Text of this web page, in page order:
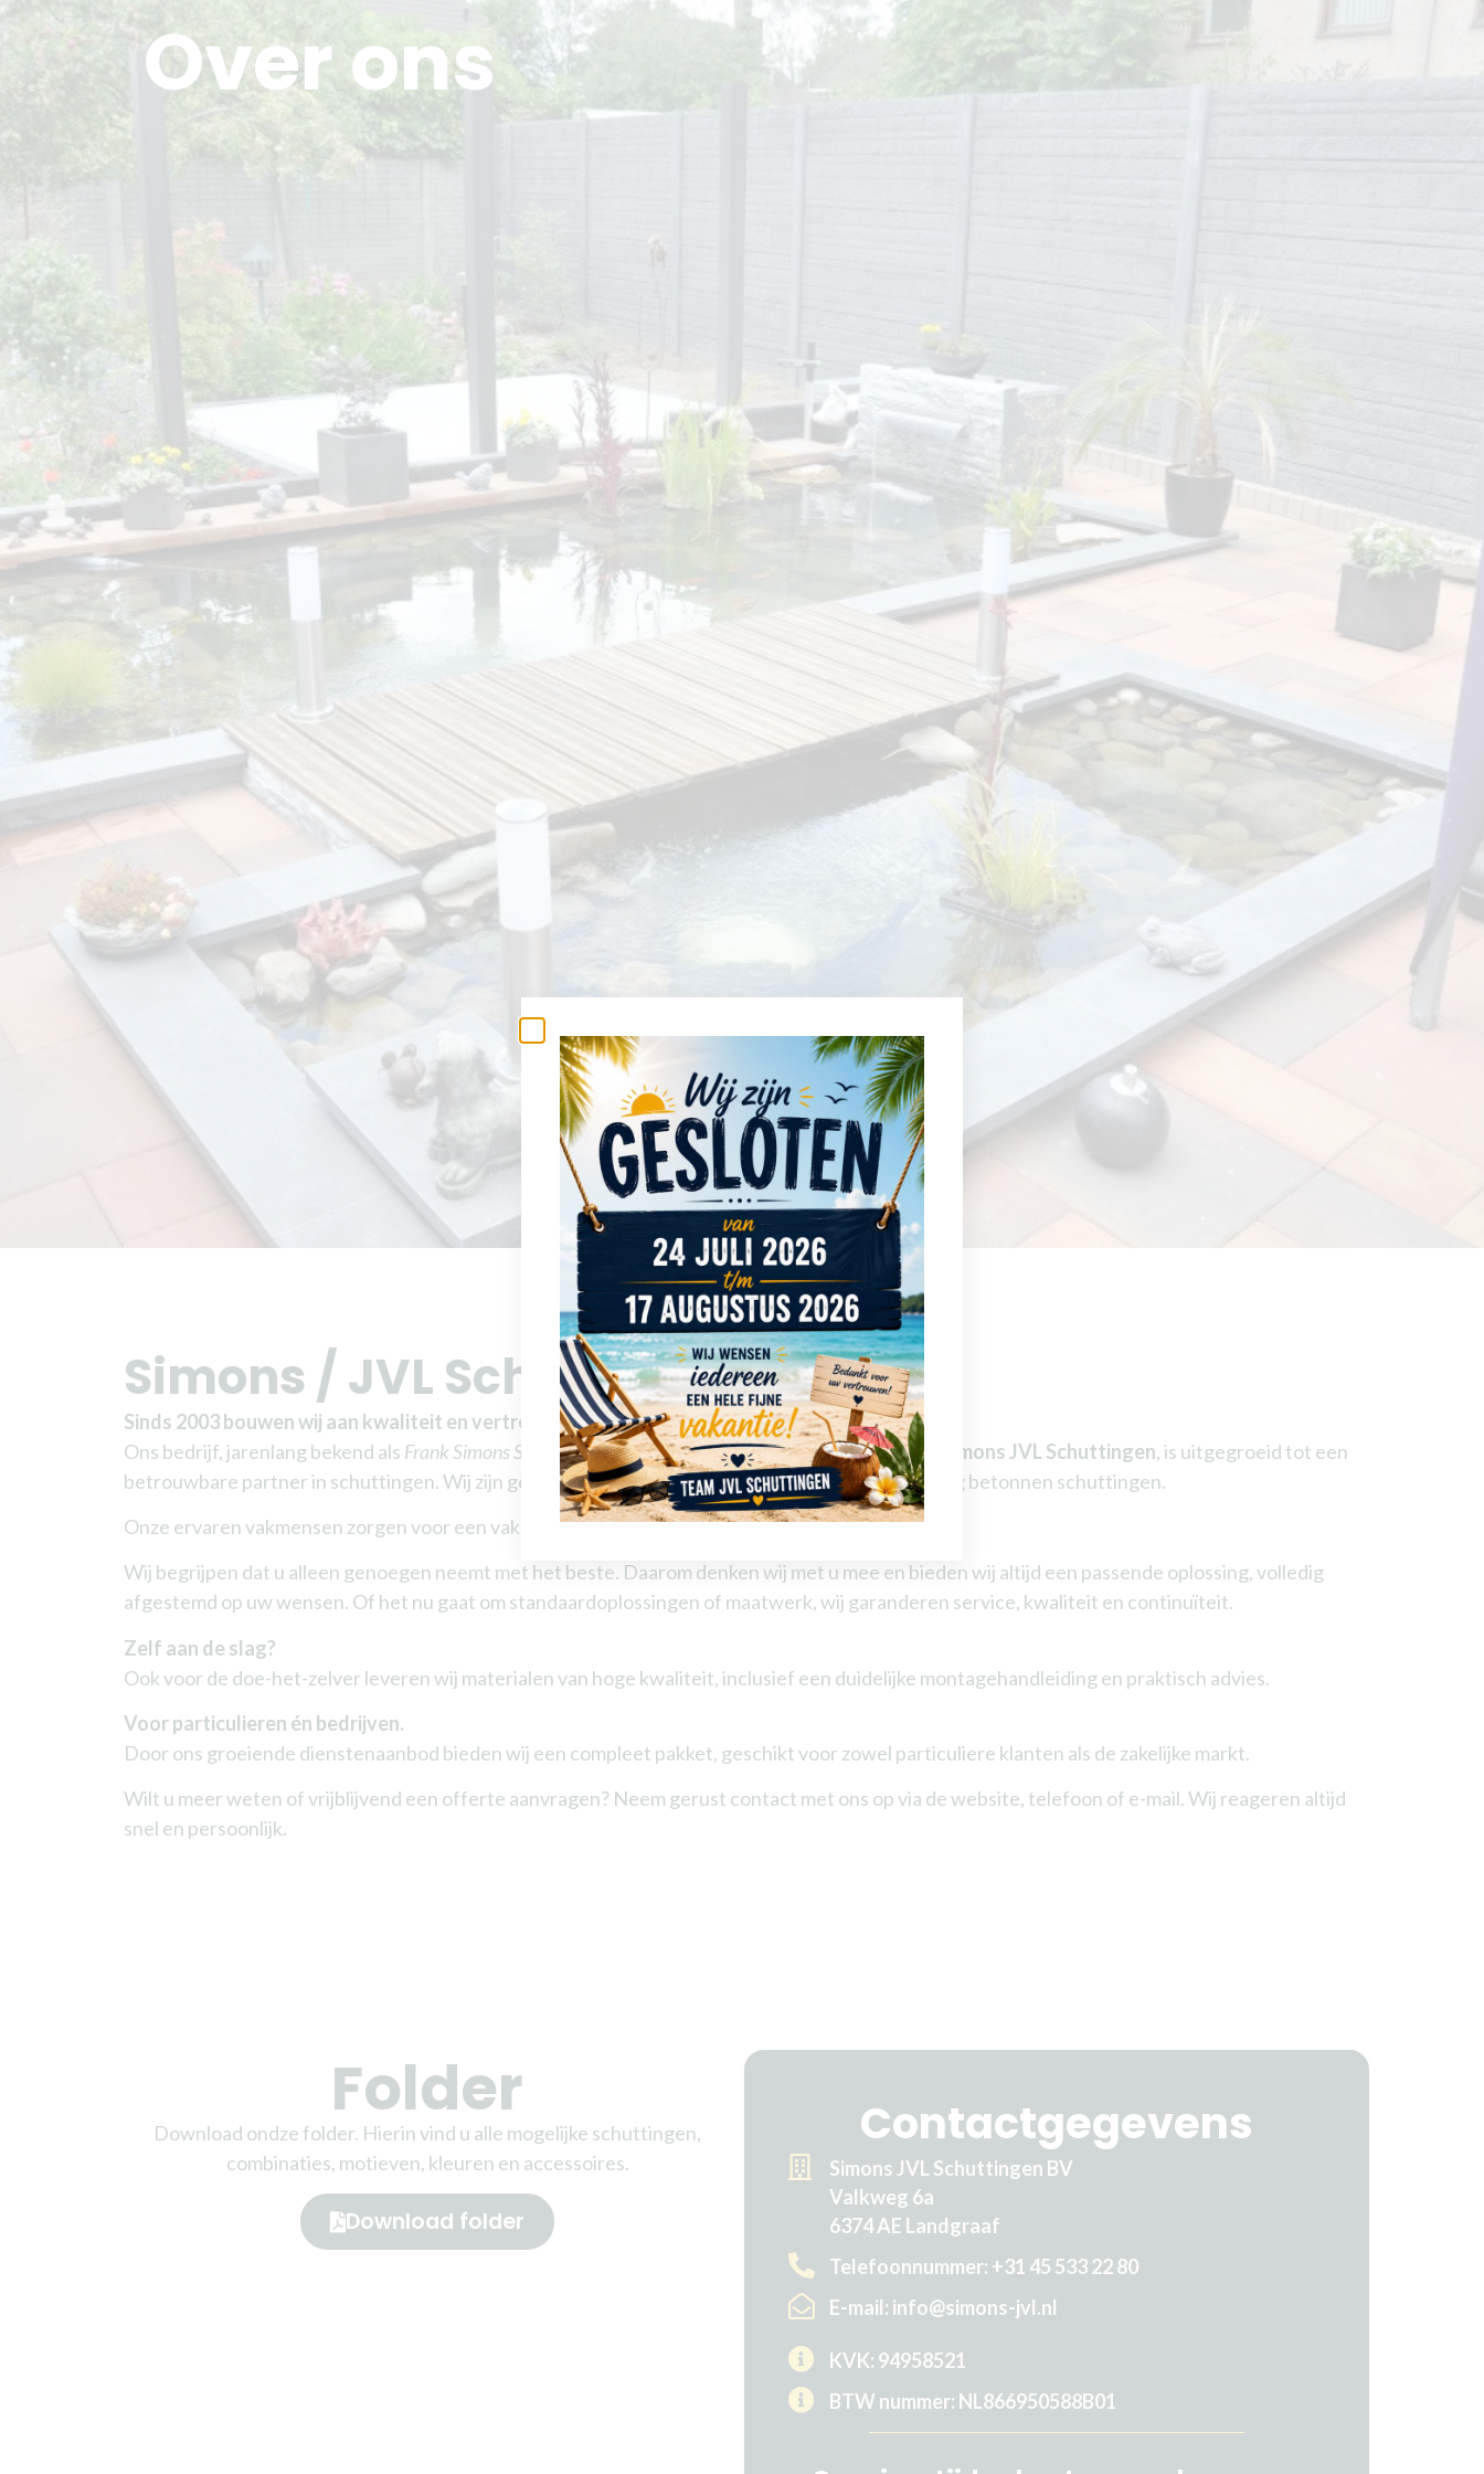
Beton schuttingen Hout beton schuttingen Over ons
Over ons
Simons / JVL Schuttingen
Sinds 2003 bouwen wij aan kwaliteit en vertrouwen.
Ons bedrijf, jarenlang bekend als Frank Simons Schuttingbouwen sinds 2024 actief onder de naam Simons JVL Schuttingen, is uitgegroeid tot een
betrouwbare partner in schuttingen. Wij zijn gespecialiseerd in hout-betoncombinaties en volledig betonnen schuttingen.
Onze ervaren vakmensen zorgen voor een vakkundige plaatsing en een duurzaam resultaat.
Wij begrijpen dat u alleen genoegen neemt met het beste. Daarom denken wij met u mee en bieden wij altijd een passende oplossing, volledig
afgestemd op uw wensen. Of het nu gaat om standaardoplossingen of maatwerk, wij garanderen service, kwaliteit en continuïteit.
Zelf aan de slag?
Ook voor de doe-het-zelver leveren wij materialen van hoge kwaliteit, inclusief een duidelijke montagehandleiding en praktisch advies.
Voor particulieren én bedrijven.
Door ons groeiende dienstenaanbod bieden wij een compleet pakket, geschikt voor zowel particuliere klanten als de zakelijke markt.
Wilt u meer weten of vrijblijvend een offerte aanvragen? Neem gerust contact met ons op via de website, telefoon of e-mail. Wij reageren altijd
snel en persoonlijk.
Folder
Download ondze folder. Hierin vind u alle mogelijke schuttingen,
combinaties, motieven, kleuren en accessoires.
Download folder
Contactgegevens
Simons JVL Schuttingen BV
Valkweg 6a
6374 AE Landgraaf
Telefoonnummer: +31 45 533 22 80
E-mail: info@simons-jvl.nl
KVK: 94958521
BTW nummer: NL866950588B01